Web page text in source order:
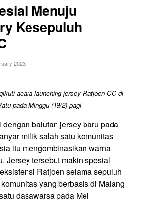
Menuju
Kesepuluh
2023
acara launching jersey Ratjoen CC di
pada Minggu (19/2) pagi
dengan balutan jersey baru pada
milik salah satu komunitas
itu mengombinasikan warna
Jersey tersebut makin spesial
Ratjoen selama sepuluh
yang berbasis di Malang
dasawarsa pada Mei